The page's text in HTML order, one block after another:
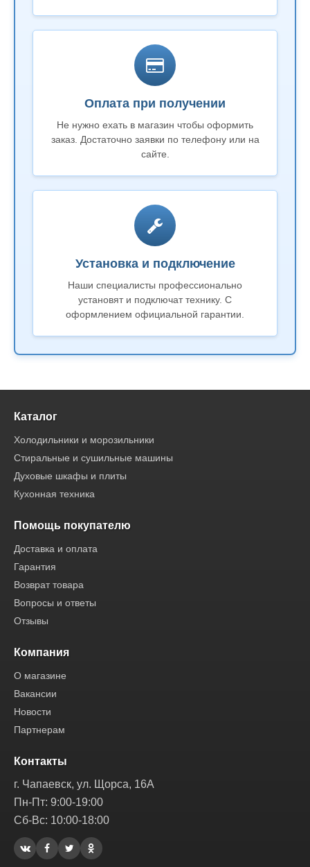
Оплата при получении
Не нужно ехать в магазин чтобы оформить
заказ. Достаточно заявки по телефону или на
сайте.
Установка и подключение
Наши специалисты профессионально
установят и подключат технику. С
оформлением официальной гарантии.
Каталог
Холодильники и морозильники
Стиральные и сушильные машины
Духовые шкафы и плиты
Кухонная техника
Помощь покупателю
Доставка и оплата
Гарантия
Возврат товара
Вопросы и ответы
Отзывы
Компания
О магазине
Вакансии
Новости
Партнерам
Контакты
г. Чапаевск, ул. Щорса, 16А
Пн-Пт: 9:00-19:00
Сб-Вс: 10:00-18:00